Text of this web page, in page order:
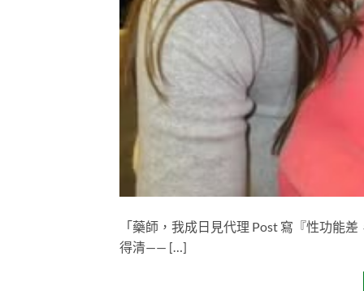
「藥師，我成日見代理 Post 寫『性功能
得清—— […]